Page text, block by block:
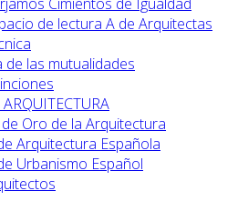
Cimientos de Igualdad
de lectura A de Arquitectas
de las mutualidades
Oro de la Arquitectura
Arquitectura Española
Urbanismo Español